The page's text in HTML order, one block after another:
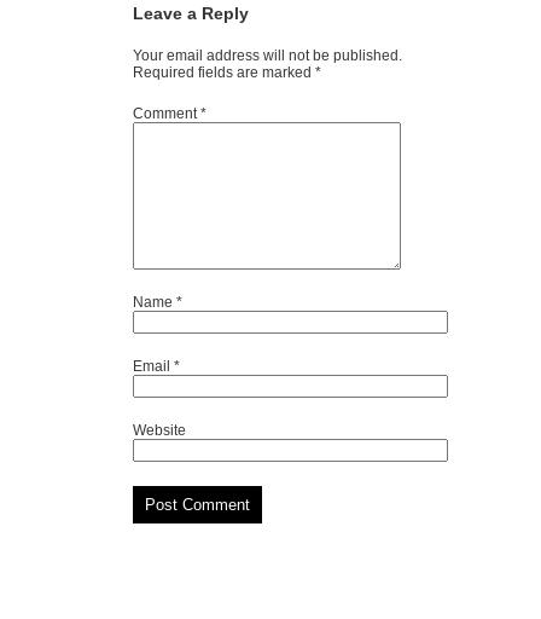
Leave a Reply
Your email address will not be published.
Required fields are marked *
Comment*
Name *
Email *
Website